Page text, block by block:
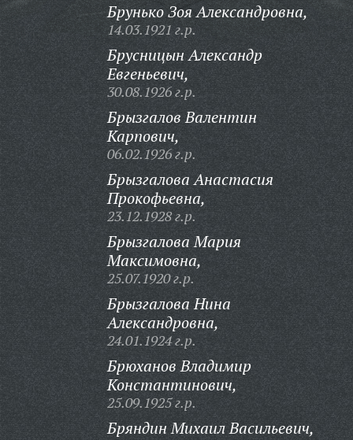
Брунько Зоя Александровна,
14.03.1921 г.р.
Брусницын Александр
Евгеньевич,
30.08.1926 г.р.
Брызгалов Валентин
Карпович,
06.02.1926 г.р.
Брызгалова Анастасия
Прокофьевна,
23.12.1928 г.р.
Брызгалова Мария
Максимовна,
25.07.1920 г.р.
Брызгалова Нина
Александровна,
24.01.1924 г.р.
Брюханов Владимир
Константинович,
25.09.1925 г.р.
Бряндин Михаил Васильевич,